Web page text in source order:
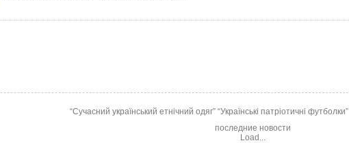
“Сучасний український етнічний одяг” “Українські патріотичні футболки”
последние новости
Load...